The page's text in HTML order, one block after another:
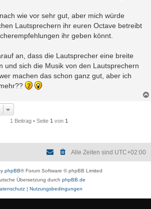
wie vor sehr gut, aber mich würde
Lautsprechern ihr euren Octave betreibt
ihr geben könnt.
an, dass die Lautsprecher eine breite
und sich die Musik von den Lautsprechern
machen das schon ganz gut, aber ich
1 Beitrag • Seite 1 von 1
Alle Zeiten sind UTC+02:00
phpBB® Forum Software © phpBB Limited
Übersetzung durch phpBB.de
| Nutzungsbedingungen